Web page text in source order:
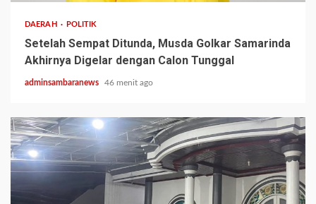
DAERAH POLITIK
Setelah Sempat Ditunda, Musda Golkar Samarinda
Akhirnya Digelar dengan Calon Tunggal
adminsambaranews 46 menit ago